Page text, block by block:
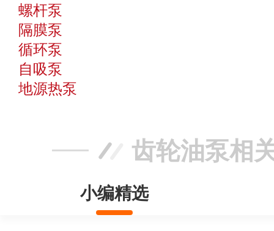
螺杆泵
隔膜泵
循环泵
自吸泵
地源热泵
齿轮油泵相
小编精选